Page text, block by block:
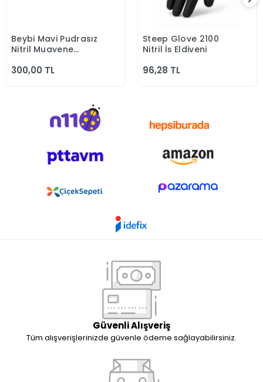
Sepete Ekle
Beybi Mavi Pudrasız
Nitril Muayene
300,00 TL
Sepete Ekle
Steep Glove 2100
Nitril İş Eldiveni
96,28 TL
Güvenli Alışveriş
Tüm alışverişlerinizde güvenle ödeme sağlayabilirsiniz.